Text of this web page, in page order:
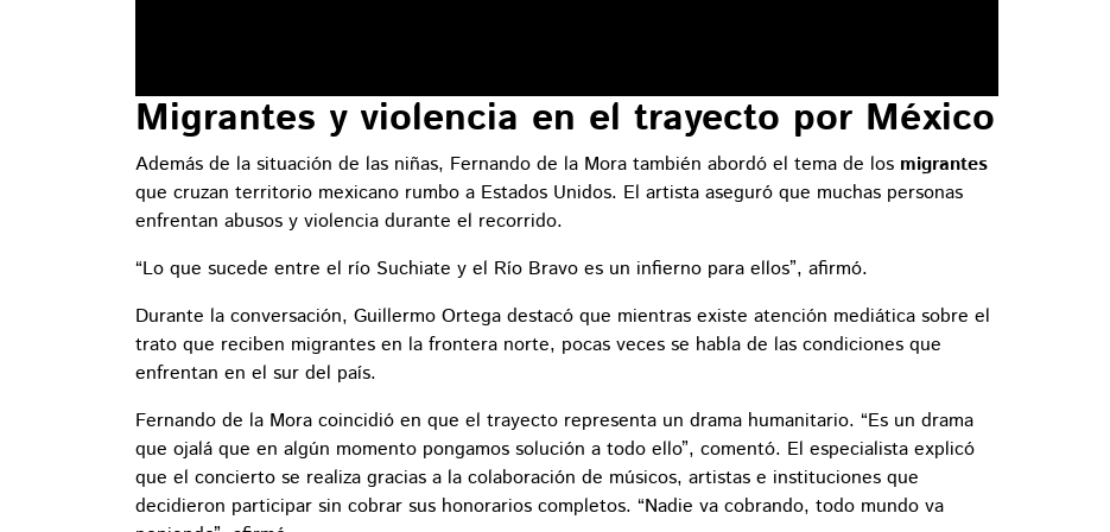
Migrantes y violencia en el trayecto por México
Además de la situación de las niñas, Fernando de la Mora también abordó el tema de los migrantes
que cruzan territorio mexicano rumbo a Estados Unidos. El artista aseguró que muchas personas
enfrentan abusos y violencia durante el recorrido.
“Lo que sucede entre el río Suchiate y el Río Bravo es un infierno para ellos”, afirmó.
Durante la conversación, Guillermo Ortega destacó que mientras existe atención mediática sobre el
trato que reciben migrantes en la frontera norte, pocas veces se habla de las condiciones que
enfrentan en el sur del país.
Fernando de la Mora coincidió en que el trayecto representa un drama humanitario. “Es un drama
que ojalá que en algún momento pongamos solución a todo ello”, comentó. El especialista explicó
que el concierto se realiza gracias a la colaboración de músicos, artistas e instituciones que
decidieron participar sin cobrar sus honorarios completos. “Nadie va cobrando, todo mundo va